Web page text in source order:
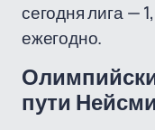
сегодня лига —
ежегодно.
пути